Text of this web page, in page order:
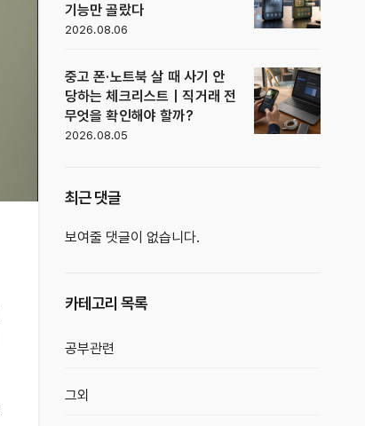
기능만 골랐다
2026.08.06
중고 폰·노트북 살 때 사기 안
당하는 체크리스트｜직거래 전
무엇을 확인해야 할까?
2026.08.05
최근 댓글
보여줄 댓글이 없습니다.
카테고리 목록
공부관련
그외